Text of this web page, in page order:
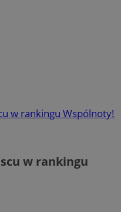
w rankingu Wspólnoty!
w rankingu